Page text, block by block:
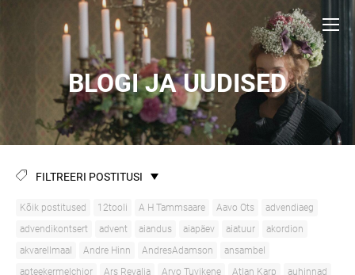
BLOGI JA UUDISED
FILTREERI POSTITUSI
Kõik postitused 12tooli A H Tammsaare Aavo Ots
advendiaeg
advendikontsert
advent aiandus aiapäev aiatuur
akordion
akvarellmaal
Andre Hinn AndresAdamson
ansambel
apteekermelchior
Ars Revalia Arvo Tuvikene Atlan Karp
auhinnad